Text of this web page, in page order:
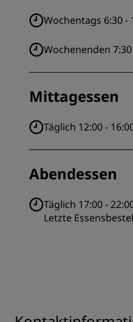
Wochentags 6:30 -
Wochenenden
Mittagessen
Täglich 12:00 -
Abendessen
Täglich 17:00 -
Letzte